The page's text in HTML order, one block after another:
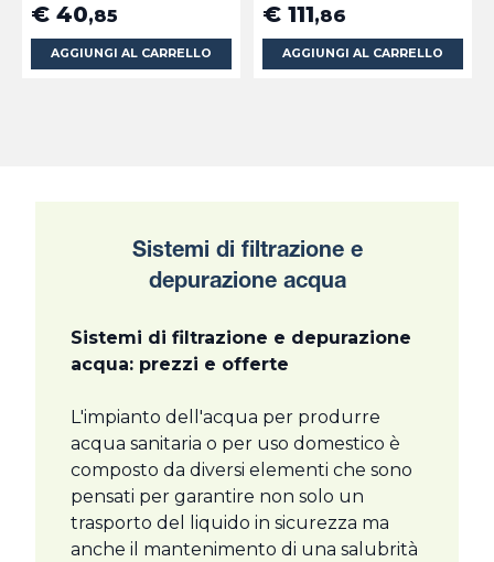
€ 40,85
AGGIUNGI AL CARRELLO
€ 111,86
AGGIUNGI AL CARRELLO
Sistemi di filtrazione e
depurazione acqua
Sistemi di filtrazione e depurazione
acqua: prezzi e offerte
L'impianto dell'acqua per produrre
acqua sanitaria o per uso domestico è
composto da diversi elementi che sono
pensati per garantire non solo un
trasporto del liquido in sicurezza ma
anche il mantenimento di una salubrità